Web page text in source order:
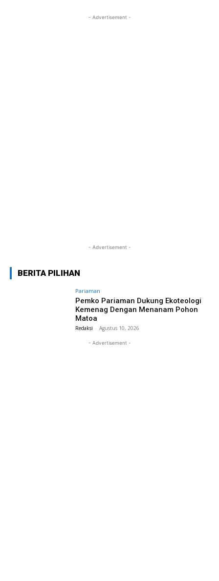
- Advertisement -
- Advertisement -
BERITA PILIHAN
Pariaman
Pemko Pariaman Dukung Ekoteologi
Kemenag Dengan Menanam Pohon
Matoa
Redaksi - Agustus 10, 2026
- Advertisement -